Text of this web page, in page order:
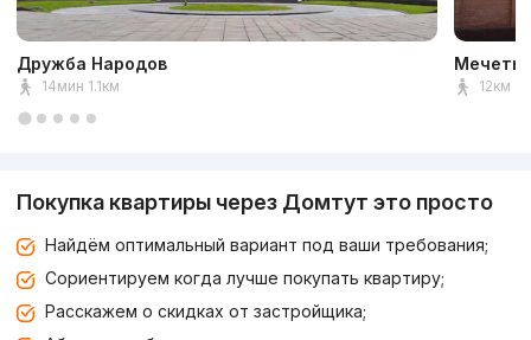
Дружба Народов
14мин 1.1км
Мечеть
12км
Покупка квартиры через Домтут это просто
Найдём оптимальный вариант под ваши требования;
Сориентируем когда лучше покупать квартиру;
Расскажем о скидках от застройщика;